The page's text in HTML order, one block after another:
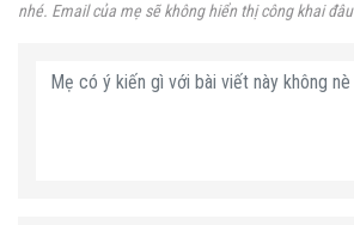
nhé. Email của mẹ sẽ không hiển thị công khai đâu